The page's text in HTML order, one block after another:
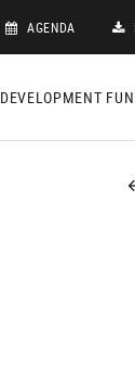
AGENDA
DEVELOPMENT